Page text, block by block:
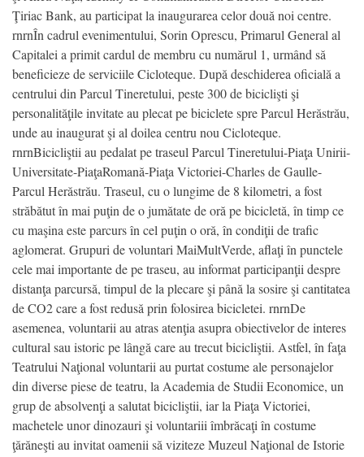
Ţiriac Bank, au participat la inaugurarea celor două noi centre.
rnrnÎn cadrul evenimentului, Sorin Oprescu, Primarul General al
Capitalei a primit cardul de membru cu numărul 1, urmând să
beneficieze de serviciile Cicloteque. După deschiderea oficială a
centrului din Parcul Tineretului, peste 300 de biciclişti şi
personalităţile invitate au plecat pe biciclete spre Parcul Herăstrău,
unde au inaugurat şi al doilea centru nou Cicloteque.
rnrnBicicliştii au pedalat pe traseul Parcul Tineretului-Piaţa Unirii-
Universitate-PiaţaRomană-Piaţa Victoriei-Charles de Gaulle-
Parcul Herăstrău. Traseul, cu o lungime de 8 kilometri, a fost
străbătut în mai puţin de o jumătate de oră pe bicicletă, în timp ce
cu maşina este parcurs în cel puţin o oră, în condiţii de trafic
aglomerat. Grupuri de voluntari MaiMultVerde, aflaţi în punctele
cele mai importante de pe traseu, au informat participanţii despre
distanţa parcursă, timpul de la plecare şi până la sosire şi cantitatea
de CO2 care a fost redusă prin folosirea bicicletei. rnrnDe
asemenea, voluntarii au atras atenţia asupra obiectivelor de interes
cultural sau istoric pe lângă care au trecut bicicliştii. Astfel, în faţa
Teatrului Naţional voluntarii au purtat costume ale personajelor
din diverse piese de teatru, la Academia de Studii Economice, un
grup de absolvenţi a salutat bicicliştii, iar la Piaţa Victoriei,
machetele unor dinozauri şi voluntariii îmbrăcaţi în costume
ţărăneşti au invitat oamenii să viziteze Muzeul Naţional de Istorie